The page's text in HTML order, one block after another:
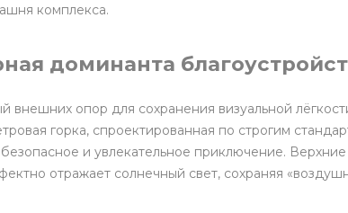
комплекса.
доминанта
опор для сохранения визуальной
горка, спроектированная по строгим
и увлекательное приключение.
отражает солнечный свет, сохраняя